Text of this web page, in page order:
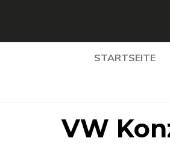
STARTSEITE
VW